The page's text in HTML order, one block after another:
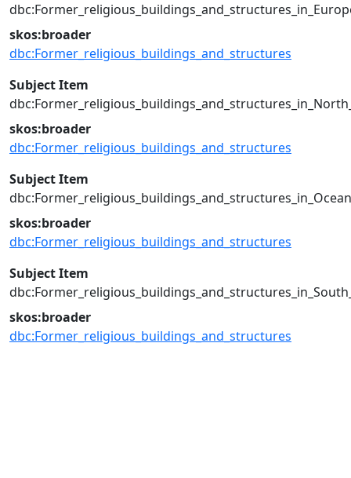
skos:broader
dbc:Former_religious_buildings_and_structures
Subject Item
skos:broader
dbc:Former_religious_buildings_and_structures
Subject Item
skos:broader
dbc:Former_religious_buildings_and_structures
Subject Item
skos:broader
dbc:Former_religious_buildings_and_structures